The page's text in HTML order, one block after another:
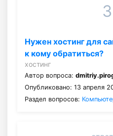
3
Нужен хостинг для
к кому обратиться?
хостинг
Автор вопроса:
Опубликовано: 13 апреля
Раздел вопросов: